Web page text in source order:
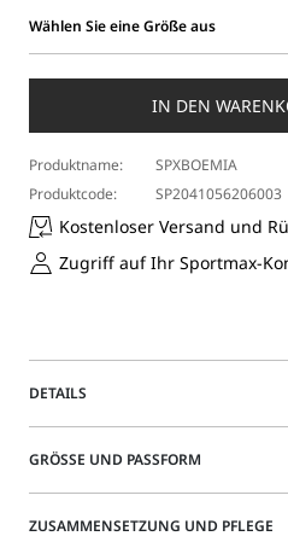
Wählen Sie eine Größe aus
Sie
aus
IN DEN
Produktname:
SPXBOEMIA
Produktcode:
SP2041056206003
Kostenloser Versand und
Zugriff auf Ihr Sportmax-
DETAILS
Blazer mit Slim Fit vorne,
mit einer weicher fallenden
das Modell durch
GRÖSSE UND PASSFORM
Das Model trägt Größe 40 (IT)
ZUSAMMENSETZUNG UND PFLEGE